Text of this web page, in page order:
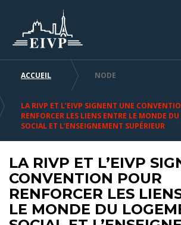
main
content
menu
la
recherche
BREADCRUMB
ACCUEIL NODE
LA RIVP ET L’EIVP SIGNENT UNE
RENFORCER LES LIENS ENTRE LE MONDE
SOCIAL ET L’ENSEIGNEMENT SUPÉRIEUR
LA RIVP ET L’EIVP
CONVENTION POUR
RENFORCER LES
LE MONDE DU